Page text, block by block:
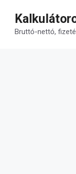
tartalomba
Bruttó-nettó,